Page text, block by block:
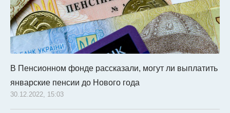
В Пенсионном фонде рассказали, могут ли выплатить
январские пенсии до Нового года
30.12.2022, 15:03